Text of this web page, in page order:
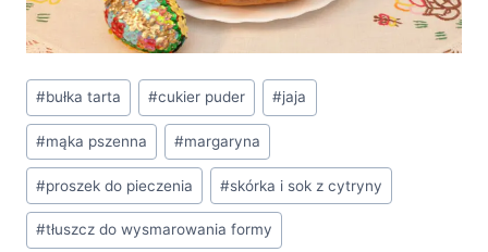
Tagi
wpisu:
#bułka tarta #cukier puder #jaja
#mąka pszenna #margaryna
#proszek do pieczenia #skórka i sok z cytryny
#tłuszcz do wysmarowania formy